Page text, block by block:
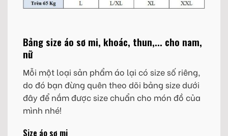
Bảng size áo sơ mi, khoác, thun,... cho nam,
nữ
Mỗi một loại sản phẩm áo lại có size số riêng,
do đó bạn đừng quên theo dõi bảng size dưới
đây để nắm được size chuẩn cho món đồ của
mình nhé!
Size áo sơ mi